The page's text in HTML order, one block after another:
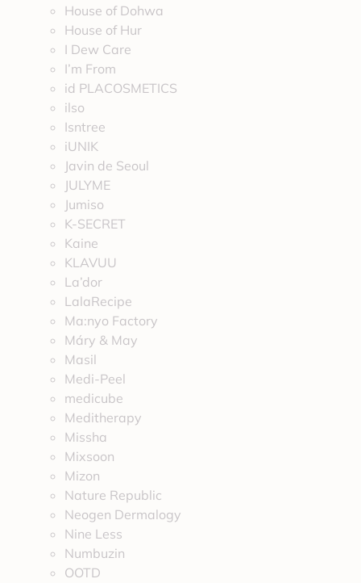
House of Dohwa
House of Hur
I Dew Care
I’m From
id PLACOSMETICS
ilso
Isntree
iUNIK
Javin de Seoul
JULYME
Jumiso
K-SECRET
Kaine
KLAVUU
La’dor
LalaRecipe
Ma:nyo Factory
Máry & May
Masil
Medi-Peel
medicube
Meditherapy
Missha
Mixsoon
Mizon
Nature Republic
Neogen Dermalogy
Nine Less
Numbuzin
OOTD